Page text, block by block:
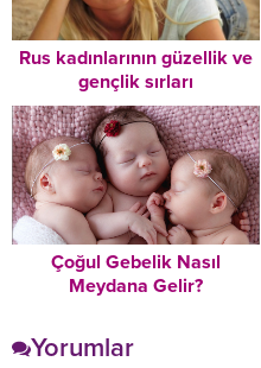
Rus kadınlarının güzellik ve
gençlik sırları
Çoğul Gebelik Nasıl
Meydana Gelir?
Yorumlar